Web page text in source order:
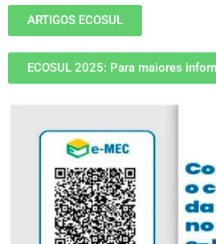
ARTIGOS ECOSUL
ECOSUL 2025: Para maiores